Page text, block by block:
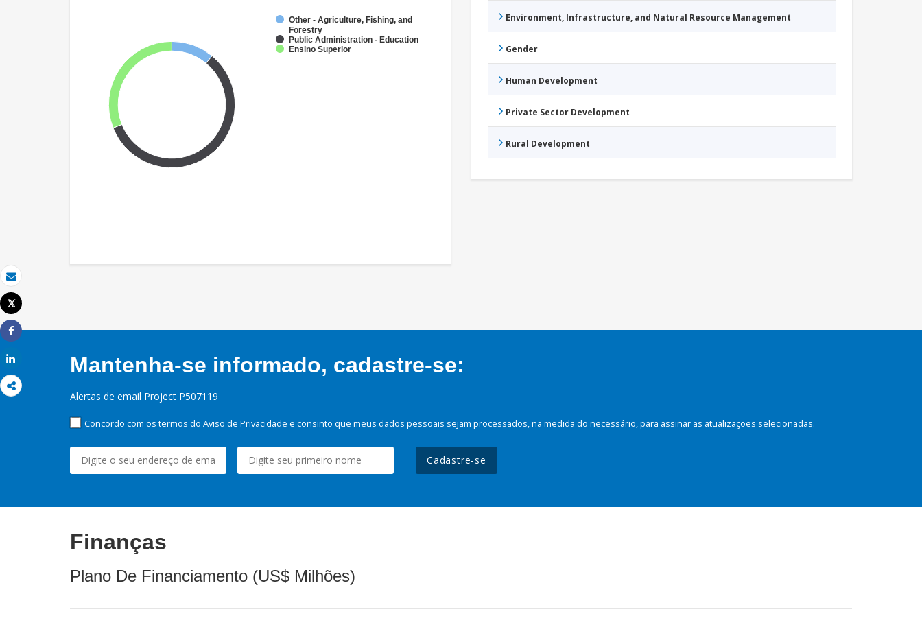
Email
Imprimir
Tweet
Share
Other - Agriculture, Fishing, and
Forestry
Public Administration - Education
Ensino Superior
Environment, Infrastructure, and Natural Resource Management
Gender
Human Development
Private Sector Development
Rural Development
Mantenha-se informado, cadastre-se:
Alertas de email Project P507119
Concordo com os termos do Aviso de Privacidade e consinto que meus dados pessoais sejam processados, na medida do necessário, para assinar as atualizações selecionadas.
Cadastre-se
Finanças
Plano De Financiamento (US$ Milhões)